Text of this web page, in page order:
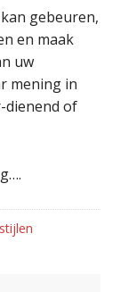
gebeuren,
en maak
uw
mening in
dienend of
stijlen